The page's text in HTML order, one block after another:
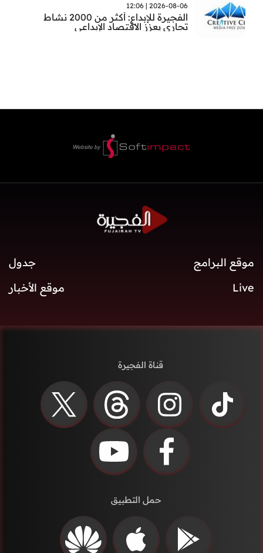
2026-08-06 | 12:06
الفجيرة للإبداع: أكثر من 2000 نشاط
تجاري يعزز الاقتصاد الإبداعي
موقع البرامج
جدول
Live
موقع الأخبار
قناة الفجيرة
حمل التطبيق